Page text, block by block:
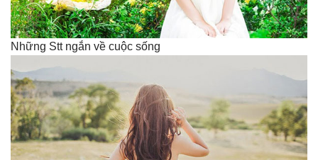
Những Stt ngắn về cuộc sống